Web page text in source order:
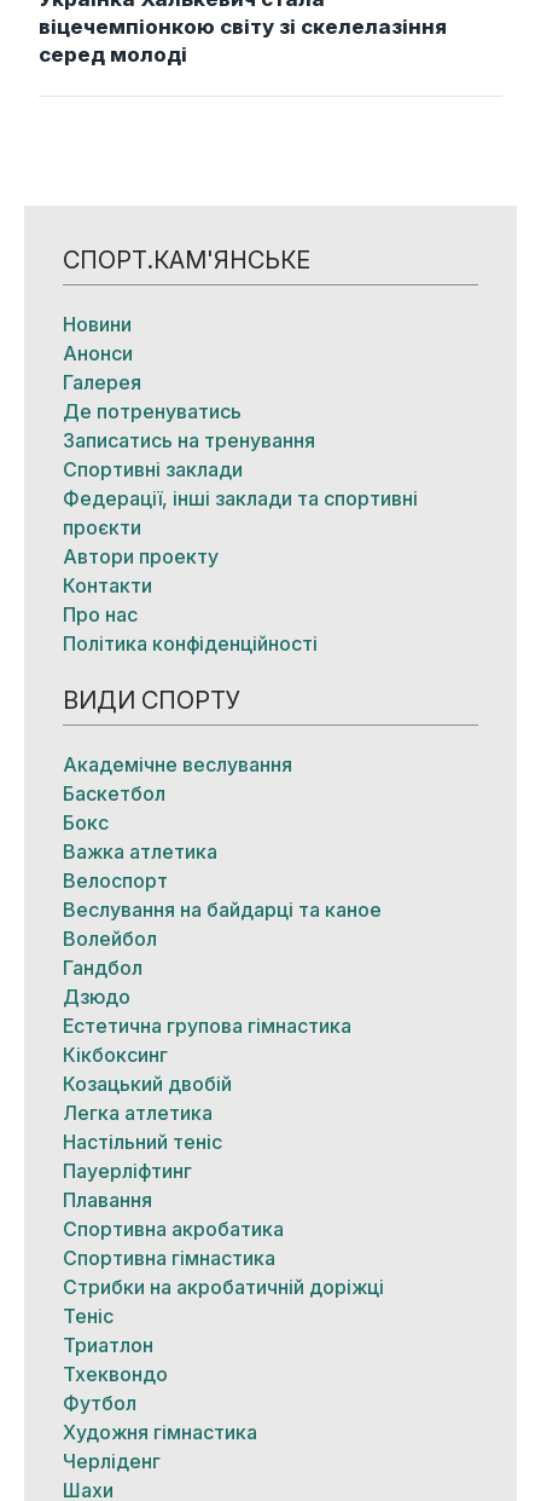
віцечемпіонкою світу зі скелелазіння
серед молоді
СПОРТ.КАМ'ЯНСЬКЕ
Новини
Анонси
Галерея
Де потренуватись
Записатись на тренування
Спортивні заклади
Федерації, інші заклади та спортивні
проєкти
Автори проекту
Контакти
Про нас
Політика конфіденційності
ВИДИ СПОРТУ
Академічне веслування
Баскетбол
Бокс
Важка атлетика
Велоспорт
Веслування на байдарці та каное
Волейбол
Гандбол
Дзюдо
Естетична групова гімнастика
Кікбоксинг
Козацький двобій
Легка атлетика
Настільний теніс
Пауерліфтинг
Плавання
Спортивна акробатика
Спортивна гімнастика
Стрибки на акробатичній доріжці
Теніс
Триатлон
Тхеквондо
Футбол
Художня гімнастика
Черліденг
Шахи